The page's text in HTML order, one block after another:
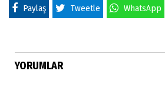
Paylaş Tweetle WhatsApp
YORUMLAR